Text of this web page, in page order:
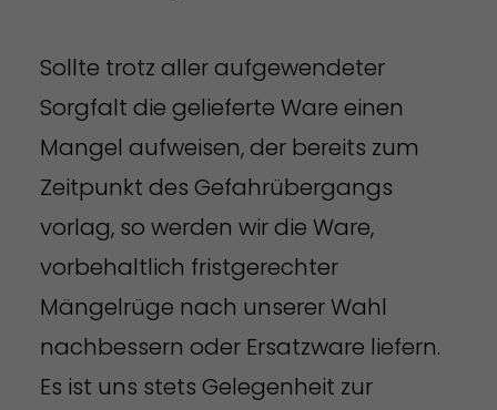
Sollte trotz aller aufgewendeter
Sorgfalt die gelieferte Ware einen
Mangel aufweisen, der bereits zum
Zeitpunkt des Gefahrübergangs
vorlag, so werden wir die Ware,
vorbehaltlich fristgerechter
Mängelrüge nach unserer Wahl
nachbessern oder Ersatzware liefern.
Es ist uns stets Gelegenheit zur